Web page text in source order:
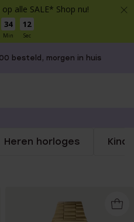
alle SALE* Shop nu!
34
Min
11
Sec
besteld, morgen in huis
Heren horloges